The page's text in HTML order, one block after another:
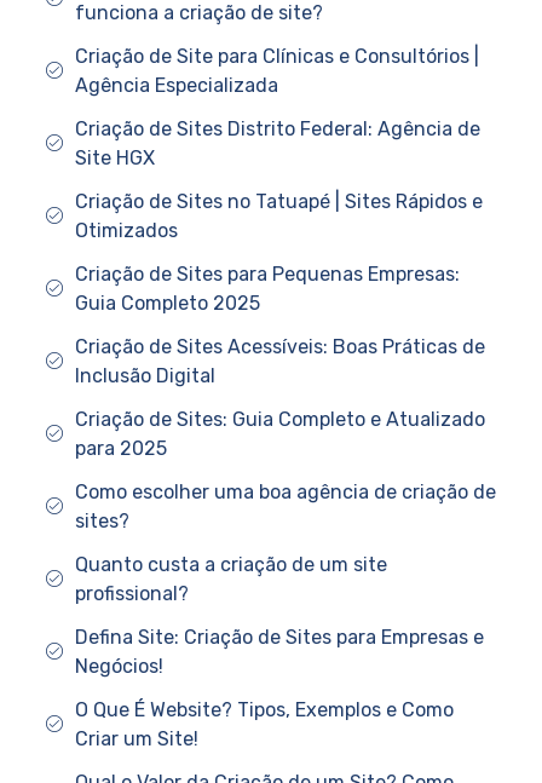
funciona a criação de site?
Criação de Site para Clínicas e Consultórios |
Agência Especializada
Criação de Sites Distrito Federal: Agência de
Site HGX
Criação de Sites no Tatuapé | Sites Rápidos e
Otimizados
Criação de Sites para Pequenas Empresas:
Guia Completo 2025
Criação de Sites Acessíveis: Boas Práticas de
Inclusão Digital
Criação de Sites: Guia Completo e Atualizado
para 2025
Como escolher uma boa agência de criação de
sites?
Quanto custa a criação de um site
profissional?
Defina Site: Criação de Sites para Empresas e
Negócios!
O Que É Website? Tipos, Exemplos e Como
Criar um Site!